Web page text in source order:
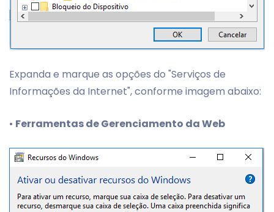
Expanda e marque as opções do "Serviços de
Informações da Internet", conforme imagem abaixo:
• Ferramentas de Gerenciamento da Web